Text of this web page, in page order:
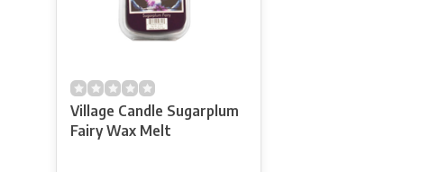
Village Candle Sugarplum
Fairy Wax Melt